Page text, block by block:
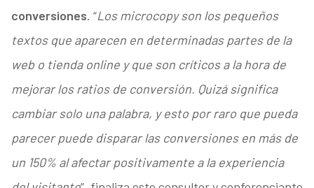
conversiones. “Los microcopy son los pequeños
textos que aparecen en determinadas partes de la
web o tienda online y que son críticos a la hora de
mejorar los ratios de conversión. Quizá significa
cambiar solo una palabra, y esto por raro que pueda
parecer puede disparar las conversiones en más de
un 150% al afectar positivamente a la experiencia